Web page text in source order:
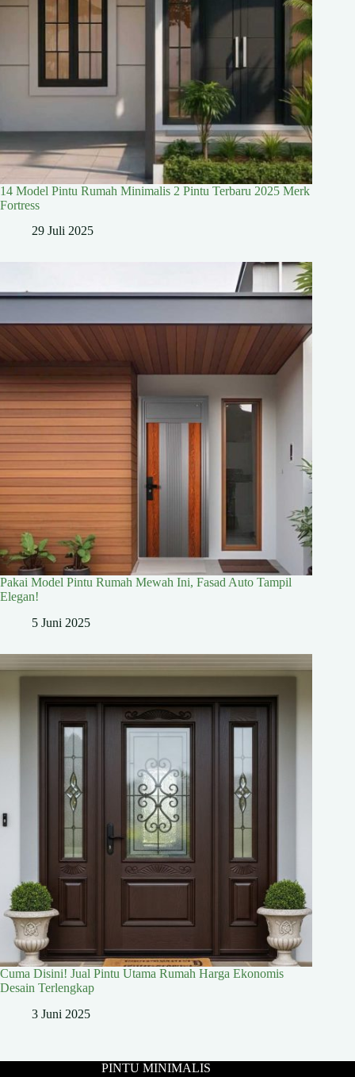
14 Model Pintu Rumah Minimalis 2 Pintu Terbaru 2025 Merk
Fortress
29 Juli 2025
Pakai Model Pintu Rumah Mewah Ini, Fasad Auto Tampil
Elegan!
5 Juni 2025
Cuma Disini! Jual Pintu Utama Rumah Harga Ekonomis
Desain Terlengkap
3 Juni 2025
PINTU MINIMALIS